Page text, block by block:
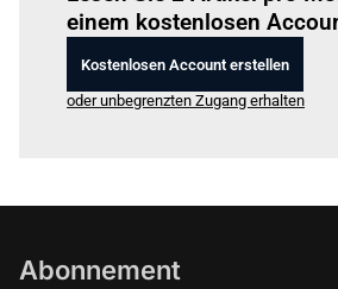
einem kostenlosen
Kostenlosen Account erstellen
oder unbegrenzten Zugang erhalten
Abonnement